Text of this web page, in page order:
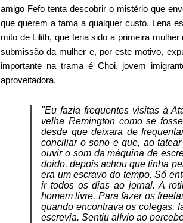
amigo Fefo tenta descobrir o mistério que
que querem a fama a qualquer custo. Lena
mito de Lilith, que teria sido a primeira
submissão da mulher e, por este motivo,
importante na trama é Choi, jovem
aproveitadora.
"Eu fazia frequentes visitas à
velha Remington como se
desde que deixara de
conciliar o sono e que, ao
ouvir o som da máquina de
doido, depois achou que tinha
era um escravo do tempo. Só
ir todos os dias ao jornal. A
homem livre. Para fazer os
quando encontrava os colegas,
escrevia. Sentiu alívio ao